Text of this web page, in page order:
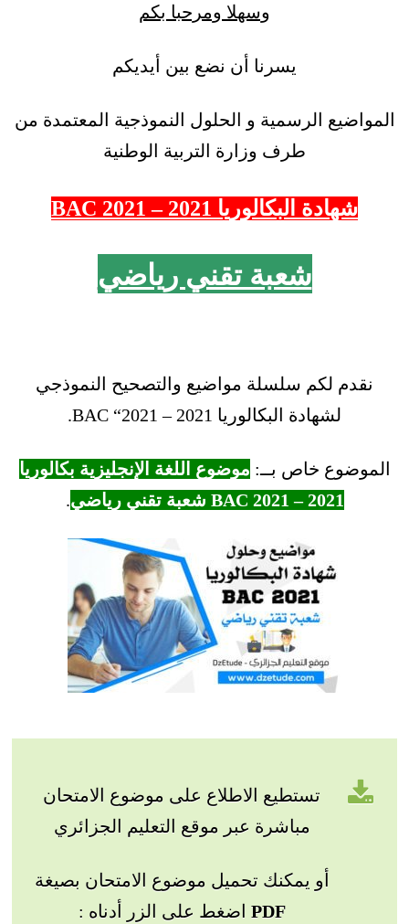
وسهلا ومرحبا بكم
يسرنا أن نضع بين أيديكم
المواضيع الرسمية و الحلول النموذجية المعتمدة من
طرف وزارة التربية الوطنية
شهادة البكالوريا 2021 – 2021 BAC
شعبة تقني رياضي
نقدم لكم سلسلة مواضيع والتصحيح النموذجي
لشهادة البكالوريا 2021 – BAC “2021.
الموضوع خاص بــ: موضوع اللغة الإنجليزية بكالوريا
2021 – BAC 2021 شعبة تقني رياضي
.
تستطيع الاطلاع على موضوع الامتحان
مباشرة عبر موقع التعليم الجزائري
أو يمكنك تحميل موضوع الامتحان بصيغة
PDF اضغط على الزر أدناه :